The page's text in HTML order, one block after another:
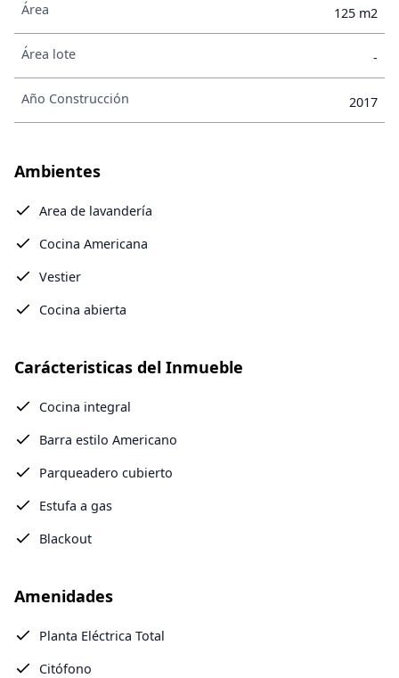
Área 125 m2
Área lote -
Año Construcción 2017
Ambientes
Area de lavandería
Cocina Americana
Vestier
Cocina abierta
Carácteristicas del Inmueble
Cocina integral
Barra estilo Americano
Parqueadero cubierto
Estufa a gas
Blackout
Amenidades
Planta Eléctrica Total
Citófono